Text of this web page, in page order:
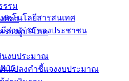
คโนโลยีสารสนเทศ
มีส่วนร่วมของประชาชน
นงบประมาณ
นแปลงคำชี้แจงงบประมาณ
รม
ศิลา
รองผู้บริโภค
าร